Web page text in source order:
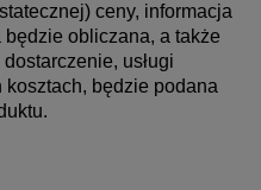
ceny, informacja
obliczana, a także
usługi
będzie podana